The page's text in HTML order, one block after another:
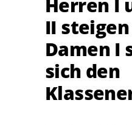
II
Damen I
sich den